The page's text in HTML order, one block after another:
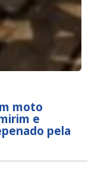
moto
e
pela